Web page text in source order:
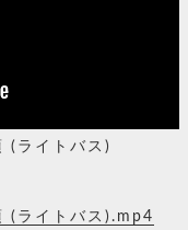
(ライトバス)
(ライトバス).mp4